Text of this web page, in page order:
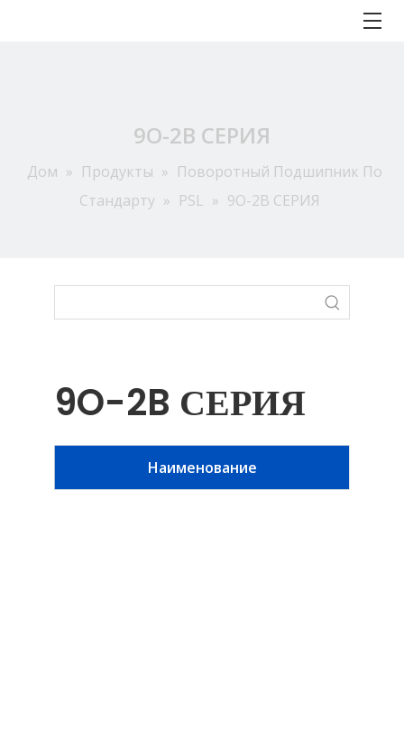
9O-2B СЕРИЯ
Дом » Продукты » Поворотный Подшипник По
Стандарту » PSL » 9O-2B СЕРИЯ
9O-2B СЕРИЯ
Наименование